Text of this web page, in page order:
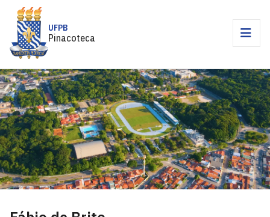
UFPB
Pinacoteca